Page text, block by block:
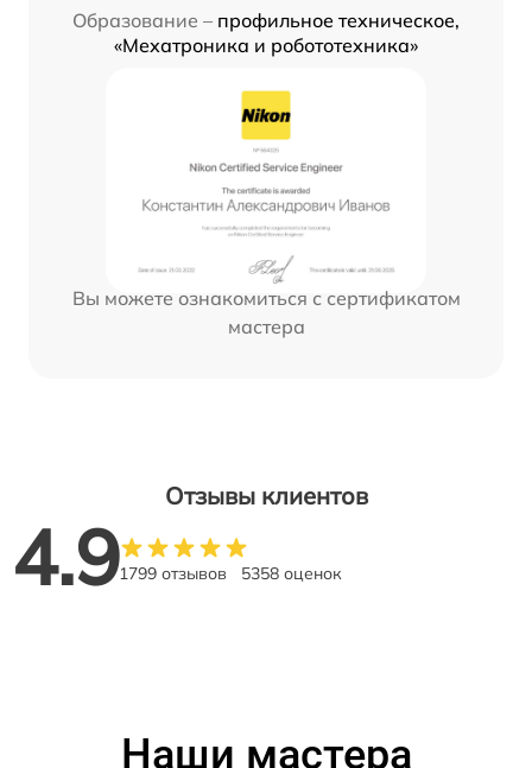
Образование – профильное техническое,
«Мехатроника и робототехника»
Вы можете ознакомиться с сертификатом
мастера
Отзывы клиентов
4.91799 отзывов 5358 оценок
Наши мастера